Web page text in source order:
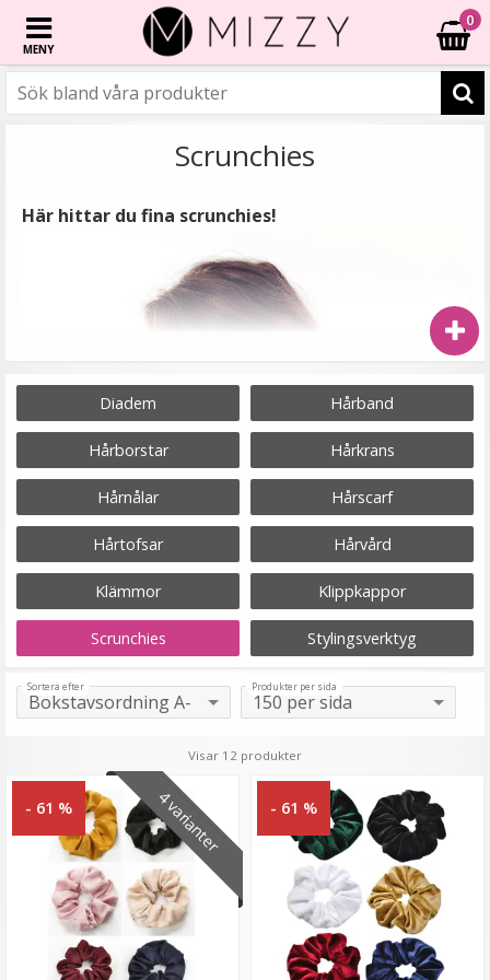
MENY
0
Scrunchies
Här hittar du fina scrunchies!
Scrunchies är en het hårtrend som ger liv åt din frisyr.
Scrunchien är en tygbeklädd tofs, det är en
gummisnodd med ett fluffigt yttre helt enkelt. De var
Diadem Hårband
Hårborstar Hårkrans
Hårnålar Hårscarf
Hårtofsar Hårvård
Klämmor Klippkappor
Scrunchies Stylingsverktyg
Sortera efter Produkter per sida
Visar 12 produkter
4 varianter
- 61 % - 61 %